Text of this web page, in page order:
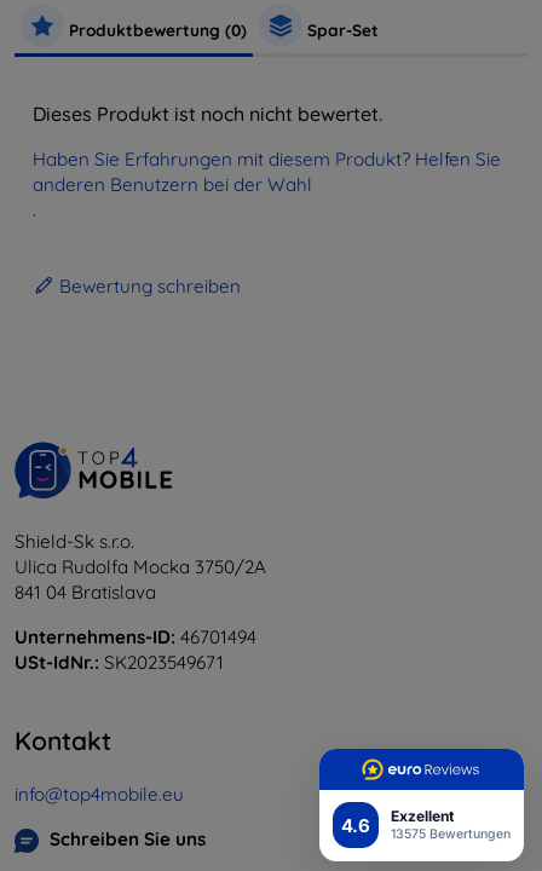
4.6 Exzellent
13575 Bewertungen
Produktbewertung (0) Spar-Set
Dieses Produkt ist noch nicht bewertet.
Haben Sie Erfahrungen mit diesem Produkt? Helfen Sie
anderen Benutzern bei der Wahl
.
Bewertung schreiben
Shield-Sk s.r.o.
Ulica Rudolfa Mocka 3750/2A
841 04 Bratislava
Unternehmens-ID: 46701494
USt-IdNr.: SK2023549671
Kontakt
info@top4mobile.eu
Schreiben Sie uns